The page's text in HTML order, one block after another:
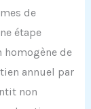
de
étape
de
annuel par
non